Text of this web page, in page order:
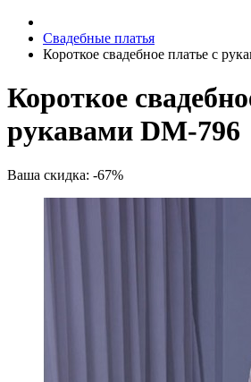
Свадебные платья
Короткое свадебное платье с
Короткое
рукавами DM-796
Ваша скидка: -67%